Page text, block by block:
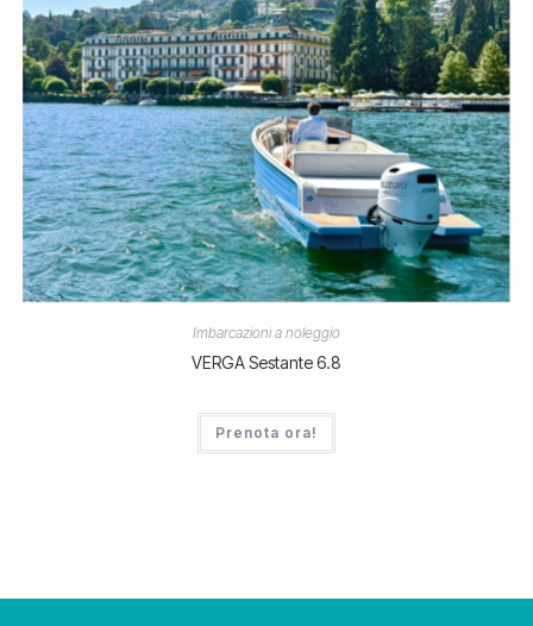
Imbarcazioni a noleggio
VERGA Sestante 6.8
Prenota ora!